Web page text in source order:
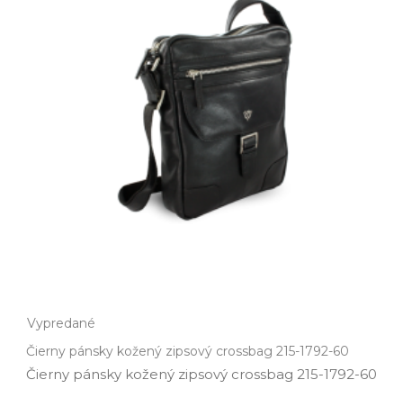
Vypredané
Čierny pánsky kožený zipsový crossbag 215-1792-60
Čierny pánsky kožený zipsový crossbag 215­-1792­-60